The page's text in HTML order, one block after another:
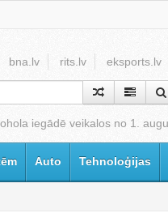
bna.lv rits.lv eksports.lv
iegādē veikalos no 1.
Auto Tehnoloģijas